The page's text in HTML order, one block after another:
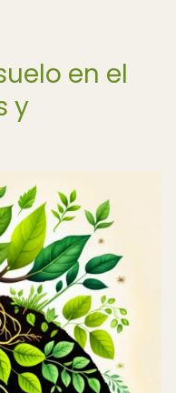
en el
y